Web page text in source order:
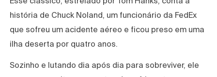
história de Chuck Noland, um funcionário da FedEx
que sofreu um acidente aéreo e ficou preso em uma
ilha deserta por quatro anos.
Sozinho e lutando dia após dia para sobreviver, ele